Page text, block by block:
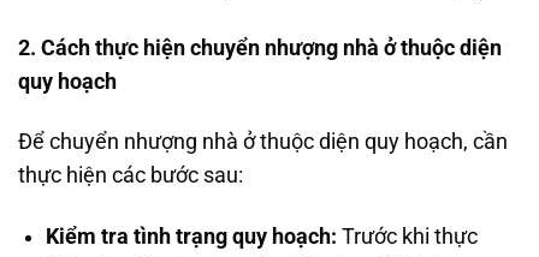
2. Cách thực hiện chuyển nhượng nhà ở thuộc diện
quy hoạch
Để chuyển nhượng nhà ở thuộc diện quy hoạch, cần
thực hiện các bước sau:
Kiểm tra tình trạng quy hoạch: Trước khi thực